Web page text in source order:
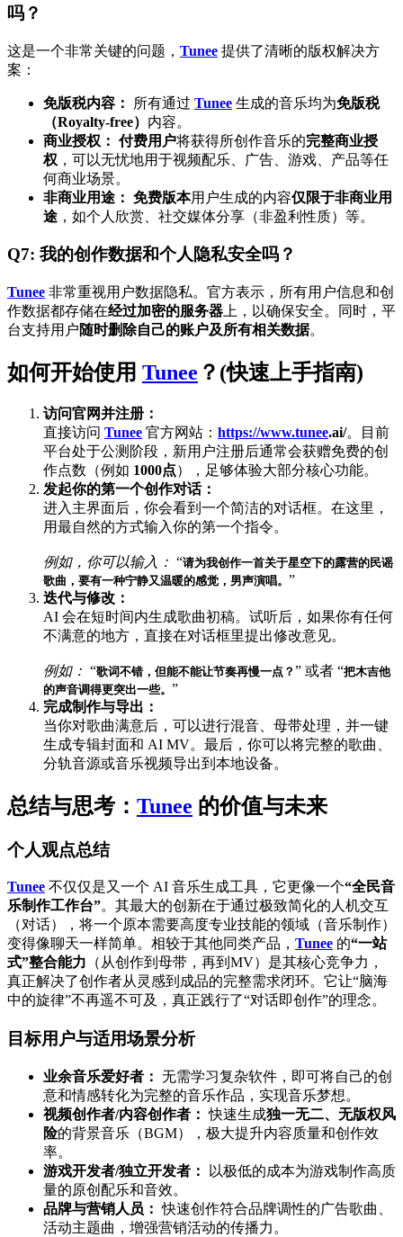
吗？
这是一个非常关键的问题， Tunee 提供了清晰的版权解决方
案：
免版税内容： 所有通过 Tunee 生成的音乐均为免版税
（Royalty-free） 内容。
商业授权： 付费用户将获得所创作音乐的完整商业授
权 ，可以无忧地用于视频配乐、广告、游戏、产品等任
何商业场景。
非商业用途： 免费版本用户生成的内容仅限于非商业用
途 ，如个人欣赏、社交媒体分享（非盈利性质）等。
Q7: 我的创作数据和个人隐私安全吗？
Tunee 非常重视用户数据隐私。官方表示，所有用户信息和创
作数据都存储在经过加密的服务器 上，以确保安全。同时，平
台支持用户随时删除自己的账户及所有相关数据。
如何开始使用 Tunee ？(快速上手指南)
访问官网并注册：
直接访问 Tunee 官方网站： https://www.tunee.ai/。目前
平台处于公测阶段，新用户注册后通常会获赠免费的创
作点数（例如 1000点），足够体验大部分核心功能。
发起你的第一个创作对话：
进入主界面后，你会看到一个简洁的对话框。在这里，
用最自然的方式输入你的第一个指令。
例如，你可以输入： “请为我创作一首关于星空下的露营的民谣
歌曲，要有一种宁静又温暖的感觉，男声演唱。 ”
迭代与修改：
AI 会在短时间内生成歌曲初稿。试听后，如果你有任何
不满意的地方，直接在对话框里提出修改意见。
例如： “歌词不错，但能不能让节奏再慢一点？ ” 或者 “把木吉他
的声音调得更突出一些。 ”
完成制作与导出：
当你对歌曲满意后，可以进行混音、母带处理，并一键
生成专辑封面和 AI MV。最后，你可以将完整的歌曲、
分轨音源或音乐视频导出到本地设备。
总结与思考： Tunee 的价值与未来
个人观点总结
Tunee 不仅仅是又一个 AI 音乐生成工具，它更像一个“全民音
乐制作工作台”。其最大的创新在于通过极致简化的人机交互
（对话），将一个原本需要高度专业技能的领域（音乐制作）
变得像聊天一样简单。相较于其他同类产品， Tunee 的“一站
式”整合能力 （从创作到母带，再到MV）是其核心竞争力，
真正解决了创作者从灵感到成品的完整需求闭环。它让“脑海
中的旋律”不再遥不可及，真正践行了“对话即创作”的理念。
目标用户与适用场景分析
业余音乐爱好者： 无需学习复杂软件，即可将自己的创
意和情感转化为完整的音乐作品，实现音乐梦想。
视频创作者/内容创作者： 快速生成独一无二、无版权风
险的背景音乐（BGM），极大提升内容质量和创作效
率。
游戏开发者/独立开发者：
以极低的成本为游戏制作高质
量的原创配乐和音效。
品牌与营销人员： 快速创作符合品牌调性的广告歌曲、
活动主题曲，增强营销活动的传播力。